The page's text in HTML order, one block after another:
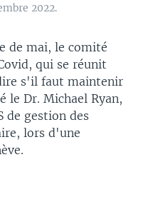
2022.
de mai, le comité
qui se réunit
s'il faut maintenir
le Dr. Michael Ryan,
de gestion des
lors d'une